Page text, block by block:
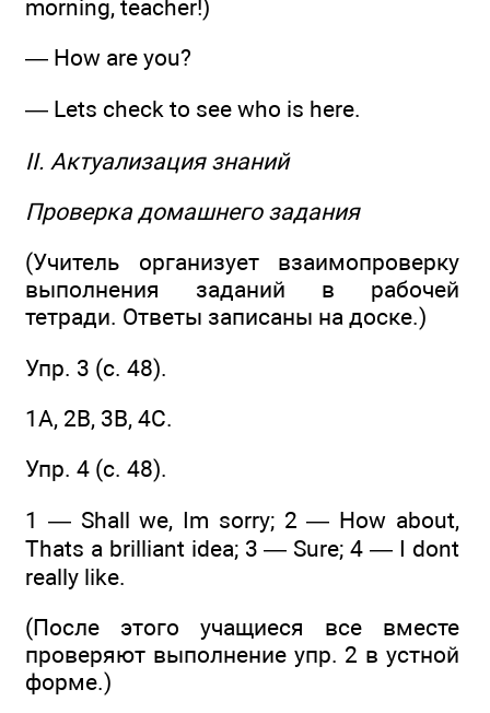
morning, teacher!)
— How are you?
— Lets check to see who is here.
II. Актуализация знаний
Проверка домашнего задания
(Учитель организует взаимопроверку
выполнения заданий в рабочей
тетради. Ответы записаны на доске.)
Упр. 3 (с. 48).
1А, 2В, 3В, 4С.
Упр. 4 (с. 48).
1 — Shall we, Im sorry; 2 — How about,
Thats a brilliant idea; 3 — Sure; 4 — I dont
really like.
(После этого учащиеся все вместе
проверяют выполнение упр. 2 в устной
форме.)